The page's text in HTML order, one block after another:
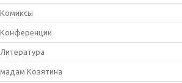
Комиксы
Конференции
Литература
мадам Козятина